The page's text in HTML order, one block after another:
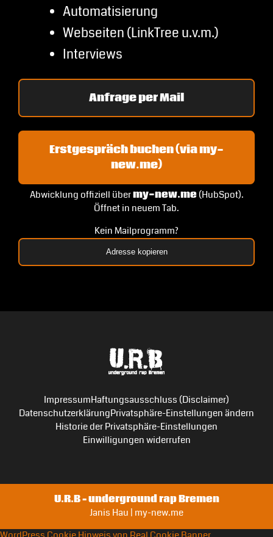
Automatisierung
Webseiten (LinkTree u.v.m.)
Interviews
Anfrage per Mail
Erstgespräch buchen (via my-
new.me)
Abwicklung offiziell übermy-new.me(HubSpot).
Öffnet in neuem Tab.
Kein Mailprogramm?
Adresse kopieren
ImpressumHaftungsausschluss (Disclaimer)
DatenschutzerklärungPrivatsphäre-Einstellungen ändern
Historie der Privatsphäre-Einstellungen
Einwilligungen widerrufen
U.R.B – underground rap Bremen
Janis Hau | my-new.me